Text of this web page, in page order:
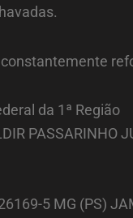
da 1ª Região
PASSARINHO
5 MG (PS)